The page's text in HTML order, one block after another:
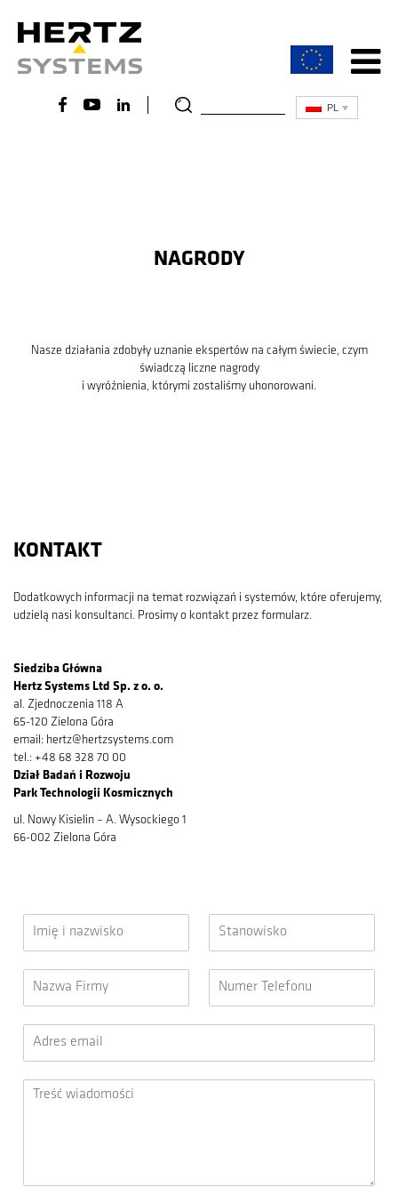
PL
NAGRODY
Nasze działania zdobyły uznanie ekspertów na całym świecie, czym
świadczą liczne nagrody
i wyróżnienia, którymi zostaliśmy uhonorowani.
KONTAKT
Dodatkowych informacji na temat rozwiązań i systemów, które oferujemy,
udzielą nasi konsultanci. Prosimy o kontakt przez formularz.
Siedziba Główna
Hertz Systems Ltd Sp. z o. o.
al. Zjednoczenia 118 A
65-120 Zielona Góra
email: hertz@hertzsystems.com
tel.: +48 68 328 70 00
Dział Badań i Rozwoju
Park Technologii Kosmicznych
ul. Nowy Kisielin – A. Wysockiego 1
66-002 Zielona Góra